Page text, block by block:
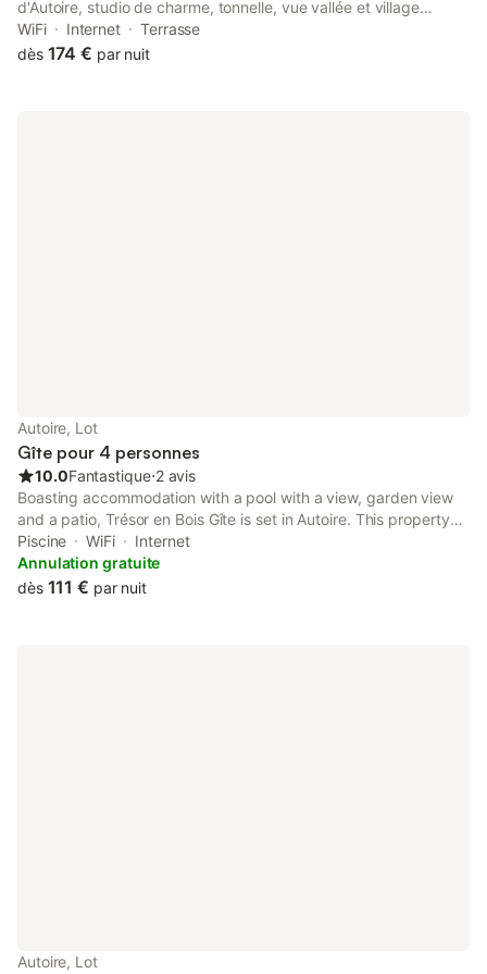
d'Autoire, studio de charme, tonnelle, vue vallée et village
features accommodation with a garden and a patio, around 21
km from Merveilles Cave.
WiFi Internet
Terrasse
dès 174 € par nuit
Autoire, Lot
Gîte pour 4 personnes
10.0Fantastique⋅2 avis
Boasting accommodation with a pool with a view, garden view
and a patio, Trésor en Bois Gîte is set in Autoire. This property
offers access to a balcony, free private parking and free WiFi.
Piscine WiFi
Internet
Annulation gratuite
dès 111 € par nuit
Autoire, Lot